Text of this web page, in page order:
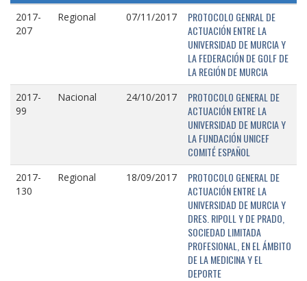
2017-
207
Regional 07/11/2017
PROTOCOLO GENRAL DE
ACTUACIÓN ENTRE LA
UNIVERSIDAD DE MURCIA Y
LA FEDERACIÓN DE GOLF DE
LA REGIÓN DE MURCIA
2017-
99
Nacional 24/10/2017
PROTOCOLO GENERAL DE
ACTUACIÓN ENTRE LA
UNIVERSIDAD DE MURCIA Y
LA FUNDACIÓN UNICEF
COMITÉ ESPAÑOL
2017-
130
Regional 18/09/2017
PROTOCOLO GENERAL DE
ACTUACIÓN ENTRE LA
UNIVERSIDAD DE MURCIA Y
DRES. RIPOLL Y DE PRADO,
SOCIEDAD LIMITADA
PROFESIONAL, EN EL ÁMBITO
DE LA MEDICINA Y EL
DEPORTE